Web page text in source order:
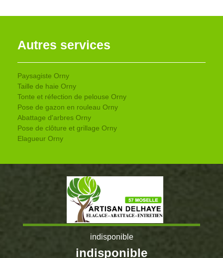
Autres services
Paysagiste Orny
Taille de haie Orny
Tonte et réfection de pelouse Orny
Pose de gazon en rouleau Orny
Abattage d'arbres Orny
Pose de clôture et grillage Orny
Elagueur Orny
indisponible
indisponible